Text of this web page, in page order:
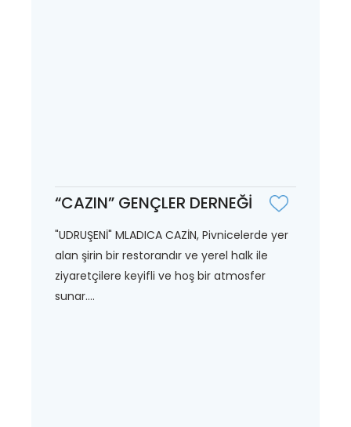
“CAZIN” GENÇLER DERNEĞİ
"UDRUŞENİ" MLADICA CAZİN, Pivnicelerde yer
alan şirin bir restorandır ve yerel halk ile
ziyaretçilere keyifli ve hoş bir atmosfer
sunar....